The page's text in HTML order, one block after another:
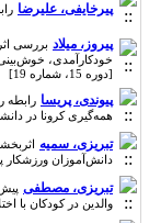
پیرخایفی، علیرضا
پیروز، میلاد بررسی
خودکارآمدی، خوش‌بینی
[دوره 15، شماره 19]
پیوندی، پریسا رابطه
همه‌گیری کرونا در دانشجویان
تبریزی، سمیه اثربخشی
دانش‌آموزان ورزشکار پسرمقطع دوم
تبریزی، مصطفی
والدین در کودکان با اختلال